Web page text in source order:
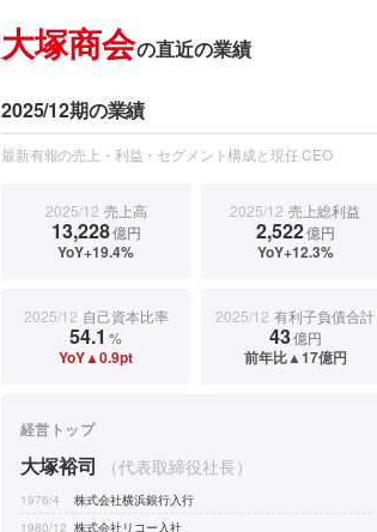
大塚商会の直近の業績
2025/12期の業績
最新有報の売上・利益・セグメント構成と現任 CEO
2025/12 売上高
13,228億円
YoY+19.4%
2025/12 売上総利益
2,522億円
YoY+12.3%
2025/12 自己資本比率
54.1 %
YoY▲0.9pt
2025/12 有利子負債合計
43億円
前年比▲17億円
経営トップ
大塚裕司 （代表取締役社長）
1976/4
株式会社横浜銀行入行
1980/12 株式会社リコー入社